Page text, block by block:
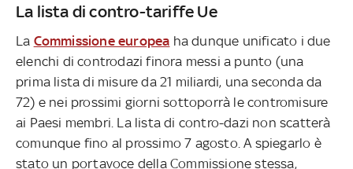
La lista di contro-tariffe Ue
La Commissione europea ha dunque unificato i due
elenchi di controdazi finora messi a punto (una
prima lista di misure da 21 miliardi, una seconda da
72) e nei prossimi giorni sottoporrà le contromisure
ai Paesi membri. La lista di contro-dazi non scatterà
comunque fino al prossimo 7 agosto. A spiegarlo è
stato un portavoce della Commissione stessa,